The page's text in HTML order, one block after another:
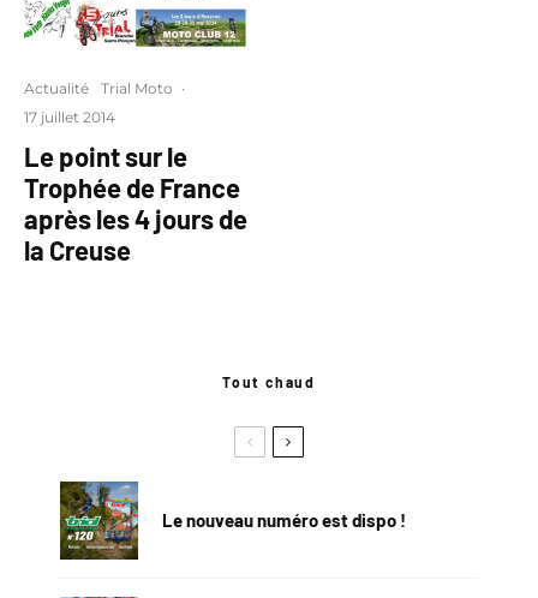
Actualité Trial Moto ·
17 juillet 2014
Le point sur le
Trophée de France
après les 4 jours de
la Creuse
Tout chaud
Le nouveau numéro est dispo !